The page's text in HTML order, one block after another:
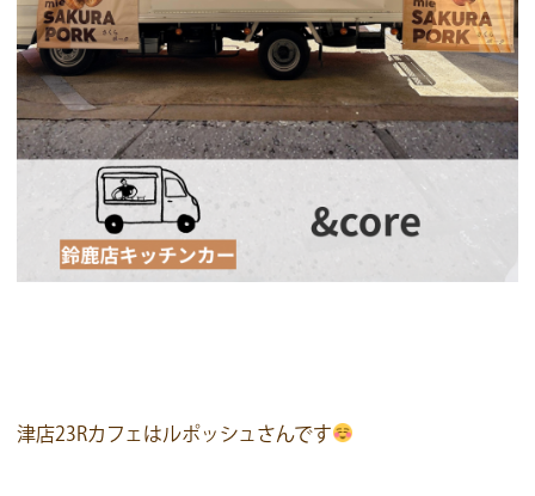
津店23Rカフェはルポッシュさんです